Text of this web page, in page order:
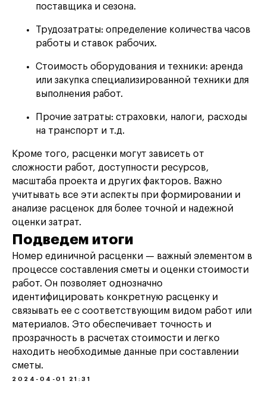
поставщика и сезона.
Трудозатраты: определение количества часов
работы и ставок рабочих.
Стоимость оборудования и техники: аренда
или закупка специализированной техники для
выполнения работ.
Прочие затраты: страховки, налоги, расходы
на транспорт и т.д.
Кроме того, расценки могут зависеть от
сложности работ, доступности ресурсов,
масштаба проекта и других факторов. Важно
учитывать все эти аспекты при формировании и
анализе расценок для более точной и надежной
оценки затрат.
Подведем итоги
Номер единичной расценки — важный элементом в
процессе составления сметы и оценки стоимости
работ. Он позволяет однозначно
идентифицировать конкретную расценку и
связывать ее с соответствующим видом работ или
материалов. Это обеспечивает точность и
прозрачность в расчетах стоимости и легко
находить необходимые данные при составлении
сметы.
2024-04-01 21:31